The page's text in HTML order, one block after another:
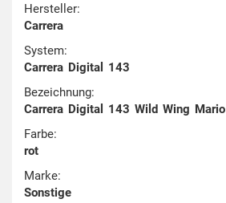
Hersteller:
Carrera
System:
Carrera Digital 143
Bezeichnung:
Carrera Digital 143 Wild Wing Mario
Farbe:
rot
Marke:
Sonstige